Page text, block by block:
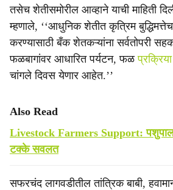
तसेच शेतीसमोरील आव्हाने याची माहिती
म्हणाले, ‘‘आधुनिक शेतीत कृत्रिम
करण्यासाठी बँक शेतकऱ्यांना सर्वतोपरी
फळबागांवर आधारित पर्यटन, फळ
चांगले दिवस येणार आहेत.’’
Also Read
Livestock Farmers Support:
टक्के सवलत
सफरचंद लागवडीतील तांत्रिक बाबी,